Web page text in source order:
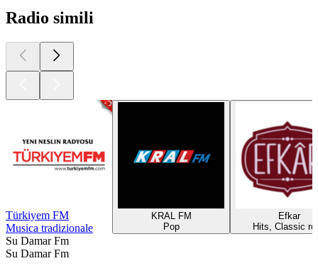
Radio simili
Türkiyem FM
Musica tradizionale
KRAL FM
Pop
Efkar
Hits, Classic
Su Damar Fm
Su Damar Fm